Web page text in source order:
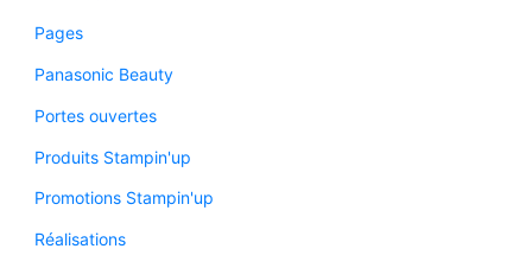
Pages
Panasonic Beauty
Portes ouvertes
Produits Stampin'up
Promotions Stampin'up
Réalisations